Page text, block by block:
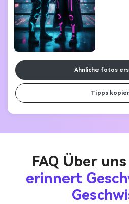
Ähnliche fotos
Tipps
FAQ Über uns
erinnert